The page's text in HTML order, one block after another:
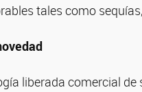
tales como
liberada comercial